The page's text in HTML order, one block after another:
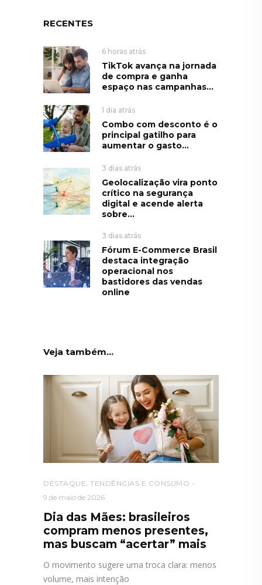
RECENTES
6 horas atrás
TikTok avança na jornada
de compra e ganha
espaço nas campanhas...
1 dia atrás
Combo com desconto é o
principal gatilho para
aumentar o gasto...
3 dias atrás
Geolocalização vira ponto
crítico na segurança
digital e acende alerta
sobre...
3 dias atrás
Fórum E-Commerce Brasil
destaca integração
operacional nos
bastidores das vendas
online
Veja também...
DESTAQUE TENDÊNCIAS E CONSUMO
9 de maio de 2026
Dia das Mães: brasileiros
compram menos presentes,
mas buscam “acertar” mais
O movimento sugere uma troca clara: menos
volume, mais intenção